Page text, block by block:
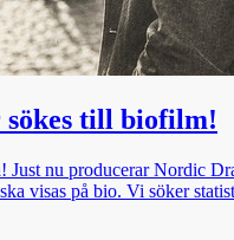
sökes till biofilm!
Just nu producerar Nordic
visas på bio. Vi söker